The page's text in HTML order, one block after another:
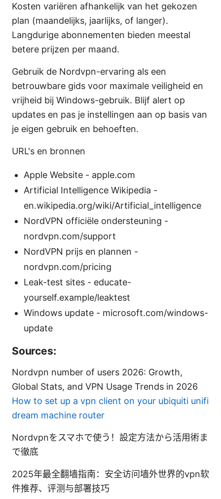
Kosten variëren afhankelijk van het gekozen
plan (maandelijks, jaarlijks, of langer).
Langdurige abonnementen bieden meestal
betere prijzen per maand.
Gebruik de Nordvpn-ervaring als een
betrouwbare gids voor maximale veiligheid en
vrijheid bij Windows-gebruik. Blijf alert op
updates en pas je instellingen aan op basis van
je eigen gebruik en behoeften.
URL's en bronnen
Apple Website - apple.com
Artificial Intelligence Wikipedia -
en.wikipedia.org/wiki/Artificial_intelligence
NordVPN officiële ondersteuning -
nordvpn.com/support
NordVPN prijs en plannen -
nordvpn.com/pricing
Leak-test sites - educate-
yourself.example/leaktest
Windows update - microsoft.com/windows-
update
Sources:
Nordvpn number of users 2026: Growth,
Global Stats, and VPN Usage Trends in 2026
How to set up a vpn client on your ubiquiti unifi
dream machine router
Nordvpnをスマホで使う！設定方法から活用術ま
で徹底
2025年最全翻墙指南：安全访问墙外世界的vpn软
件推荐、评测与部署技巧